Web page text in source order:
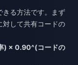
きる方法です。まず
対して共有コードの
) × 0.90^(コードの